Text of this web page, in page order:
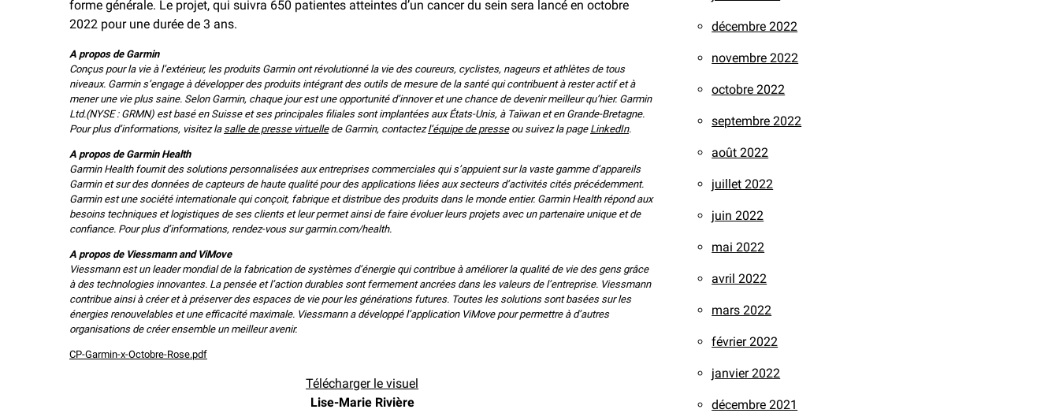
forme générale. Le projet, qui suivra 650 patientes atteintes d’un cancer du sein sera lancé en octobre
2022 pour une durée de 3 ans.
A propos de Garmin
Conçus pour la vie à l’extérieur, les produits Garmin ont révolutionné la vie des coureurs, cyclistes, nageurs et athlètes de tous
niveaux. Garmin s’engage à développer des produits intégrant des outils de mesure de la santé qui contribuent à rester actif et à
mener une vie plus saine. Selon Garmin, chaque jour est une opportunité d’innover et une chance de devenir meilleur qu’hier. Garmin
Ltd.(NYSE : GRMN) est basé en Suisse et ses principales filiales sont implantées aux États-Unis, à Taïwan et en Grande-Bretagne.
Pour plus d’informations, visitez la salle de presse virtuellede Garmin, contactezl’équipe de presseou suivez la page LinkedIn.
A propos de Garmin Health
Garmin Health fournit des solutions personnalisées aux entreprises commerciales qui s’appuient sur la vaste gamme d’appareils
Garmin et sur des données de capteurs de haute qualité pour des applications liées aux secteurs d’activités cités précédemment.
Garmin est une société internationale qui conçoit, fabrique et distribue des produits dans le monde entier. Garmin Health répond aux
besoins techniques et logistiques de ses clients et leur permet ainsi de faire évoluer leurs projets avec un partenaire unique et de
confiance. Pour plus d’informations, rendez-vous sur garmin.com/health.
A propos de Viessmann and ViMove
Viessmann est un leader mondial de la fabrication de systèmes d’énergie qui contribue à améliorer la qualité de vie des gens grâce
à des technologies innovantes. La pensée et l’action durables sont fermement ancrées dans les valeurs de l’entreprise. Viessmann
contribue ainsi à créer et à préserver des espaces de vie pour les générations futures. Toutes les solutions sont basées sur les
énergies renouvelables et une efficacité maximale. Viessmann a développé l’application ViMove pour permettre à d’autres
organisations de créer ensemble un meilleur avenir.
CP-Garmin-x-Octobre-Rose.pdf
Télécharger le visuel
Lise-Marie Rivière
décembre 2022
novembre 2022
octobre 2022
septembre 2022
août 2022
juillet 2022
juin 2022
mai 2022
avril 2022
mars 2022
février 2022
janvier 2022
décembre 2021